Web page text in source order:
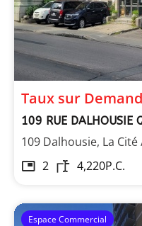
Taux sur
109 Dalhousie, La
2
4,220P.C.
Espace Commercial